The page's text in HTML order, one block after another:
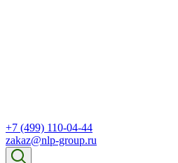
+7 (499) 110-04-44
zakaz@nlp-group.ru